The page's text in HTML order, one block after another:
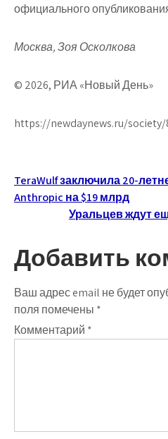
официального
Москва, Зоя Осколкова
© 2026, РИА «Новый День»
https://newdaynews.ru/
Навигация
по
TeraWulf заключила 20-
Anthropic на $19 млрд
Уральцев ждут
Добавить
Ваш адрес email не будет
поля помечены *
Комментарий *